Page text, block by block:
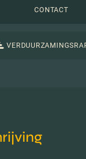
CONTACT